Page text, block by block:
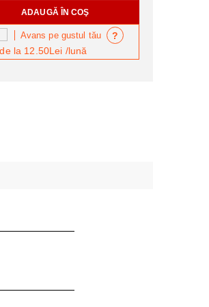
de la 12.50Lei /lună
Avans pe gustul tău ?